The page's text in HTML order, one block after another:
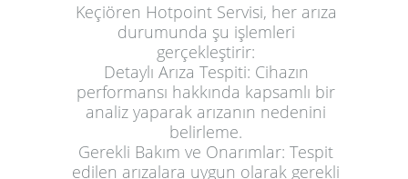
Keçiören Hotpoint Servisi, her arıza
durumunda şu işlemleri
gerçekleştirir:
Detaylı Arıza Tespiti: Cihazın
performansı hakkında kapsamlı bir
analiz yaparak arızanın nedenini
belirleme.
Gerekli Bakım ve Onarımlar: Tespit
edilen arızalara uygun olarak gerekli